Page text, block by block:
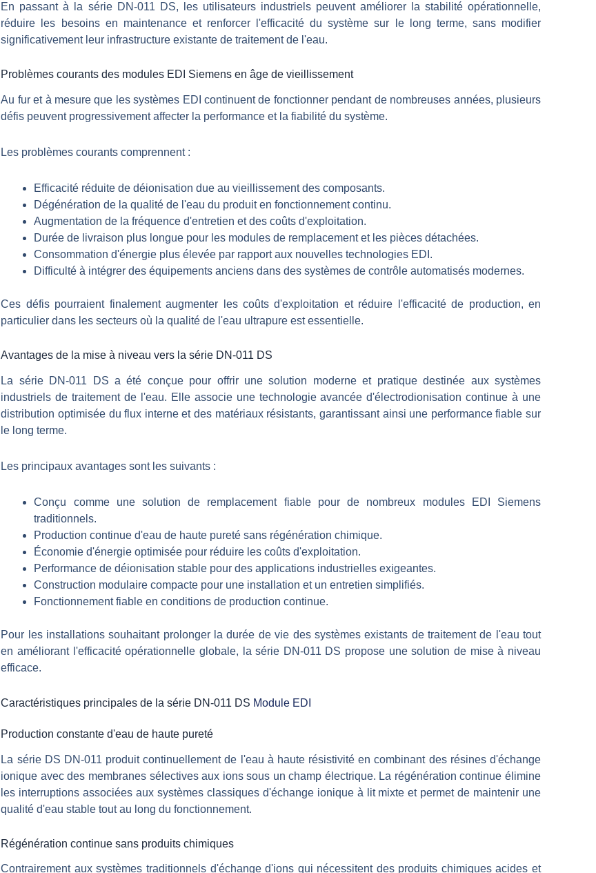
En passant à la série DN-011 DS, les utilisateurs industriels peuvent améliorer la stabilité opérationnelle,
réduire les besoins en maintenance et renforcer l'efficacité du système sur le long terme, sans modifier
significativement leur infrastructure existante de traitement de l'eau.
Problèmes courants des modules EDI Siemens en âge de vieillissement
Au fur et à mesure que les systèmes EDI continuent de fonctionner pendant de nombreuses années, plusieurs
défis peuvent progressivement affecter la performance et la fiabilité du système.
Les problèmes courants comprennent :
Efficacité réduite de déionisation due au vieillissement des composants.
Dégénération de la qualité de l'eau du produit en fonctionnement continu.
Augmentation de la fréquence d'entretien et des coûts d'exploitation.
Durée de livraison plus longue pour les modules de remplacement et les pièces détachées.
Consommation d'énergie plus élevée par rapport aux nouvelles technologies EDI.
Difficulté à intégrer des équipements anciens dans des systèmes de contrôle automatisés modernes.
Ces défis pourraient finalement augmenter les coûts d'exploitation et réduire l'efficacité de production, en
particulier dans les secteurs où la qualité de l'eau ultrapure est essentielle.
Avantages de la mise à niveau vers la série DN-011 DS
La série DN-011 DS a été conçue pour offrir une solution moderne et pratique destinée aux systèmes
industriels de traitement de l'eau. Elle associe une technologie avancée d'électrodionisation continue à une
distribution optimisée du flux interne et des matériaux résistants, garantissant ainsi une performance fiable sur
le long terme.
Les principaux avantages sont les suivants :
Conçu comme une solution de remplacement fiable pour de nombreux modules EDI Siemens
traditionnels.
Production continue d'eau de haute pureté sans régénération chimique.
Économie d'énergie optimisée pour réduire les coûts d'exploitation.
Performance de déionisation stable pour des applications industrielles exigeantes.
Construction modulaire compacte pour une installation et un entretien simplifiés.
Fonctionnement fiable en conditions de production continue.
Pour les installations souhaitant prolonger la durée de vie des systèmes existants de traitement de l'eau tout
en améliorant l'efficacité opérationnelle globale, la série DN-011 DS propose une solution de mise à niveau
efficace.
Caractéristiques principales de la série DN-011 DS Module EDI
Production constante d'eau de haute pureté
La série DS DN-011 produit continuellement de l'eau à haute résistivité en combinant des résines d'échange
ionique avec des membranes sélectives aux ions sous un champ électrique. La régénération continue élimine
les interruptions associées aux systèmes classiques d'échange ionique à lit mixte et permet de maintenir une
qualité d'eau stable tout au long du fonctionnement.
Régénération continue sans produits chimiques
Contrairement aux systèmes traditionnels d'échange d'ions qui nécessitent des produits chimiques acides et